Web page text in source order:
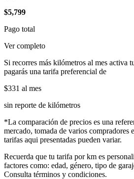
$5,799
Pago total
Ver completo
Si recorres más kilómetros al mes activa
pagarás una tarifa preferencial de
$331 al mes
sin reporte de kilómetros
*La comparación de precios es una
mercado, tomada de varios compradores
tarifas aqui presentadas pueden variar.
Recuerda que tu tarifa por km es
factores como: edad, género, tipo de
Consulta términos y condiciones.